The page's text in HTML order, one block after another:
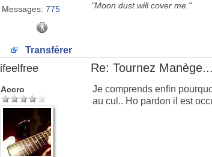
Messages: 775
"Moon dust will cover me."
Transférer
ifeelfree Re: Tournez
Accro Je comprends enfin
au cul.. Ho pardon il est